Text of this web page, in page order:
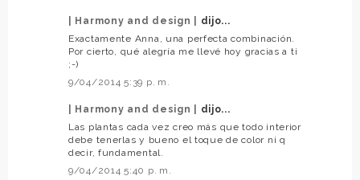
| Harmony and design |
dijo...
Exactamente Anna, una perfecta combinación.
Por cierto, qué alegría me llevé hoy gracias a ti
;-)
9/04/2014 5:39 p. m.
| Harmony and design |
dijo...
Las plantas cada vez creo más que todo interior
debe tenerlas y bueno el toque de color ni q
decir, fundamental.
9/04/2014 5:40 p. m.